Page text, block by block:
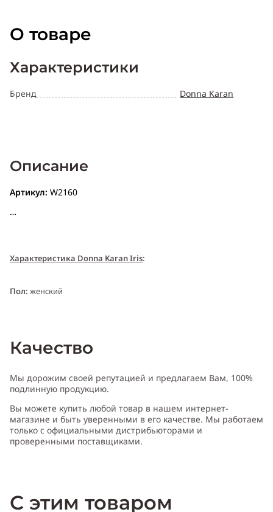
О товаре
Характеристики
Бренд Donna Karan
Описание
Артикул: W2160
Характеристика Donna Karan Iris:
Пол: женский
Cодержит ноты:ирис, фиалка, амбретта, ветивер, магнолия, роза
Год выпуска:2010
Производитель:США (USA)
Качество
Мы дорожим своей репутацией и предлагаем Вам, 100%
подлинную продукцию.
Вы можете купить любой товар в нашем интернет-
магазине и быть уверенными в его качестве. Мы работаем
только с официальными дистрибьюторами и
проверенными поставщиками.
С этим товаром